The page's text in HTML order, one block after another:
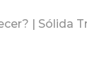
| Sólida